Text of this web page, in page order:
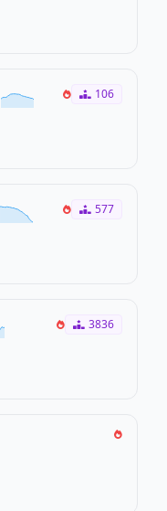
106
577
3836